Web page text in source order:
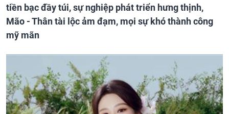
tiền bạc đầy túi, sự nghiệp phát triển hưng thịnh,
Mão - Thân tài lộc ảm đạm, mọi sự khó thành công
mỹ mãn